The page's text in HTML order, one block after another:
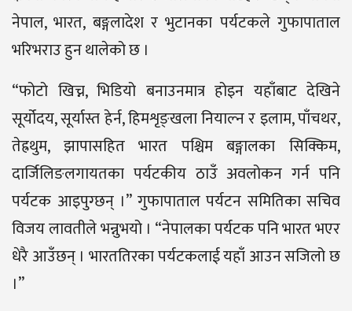
नेपाल, भारत, बङ्गलादेश र भुटानका पर्यटकले गुफापाताल
भरिभराउ हुन थालेको छ ।
“फोटो खिच्न, भिडियो बनाउनमात्र होइन यहाँबाट देखिने
सूर्योदय, सूर्यास्त हेर्न, हिमशृङ्खला नियाल्न र इलाम, पाँचथर,
तेह्रथुम, झापासहित भारत पश्चिम बङ्गालका सिक्किम,
दार्जिलिङलगायतका पर्यटकीय ठाउँ अवलोकन गर्न पनि
पर्यटक आइपुग्छन् ।” गुफापाताल पर्यटन समितिका सचिव
विजय लावतीले भन्नुभयो । “नेपालका पर्यटक पनि भारत भएर
धेरै आउँछन् । भारततिरका पर्यटकलाई यहाँ आउन सजिलो छ
।”